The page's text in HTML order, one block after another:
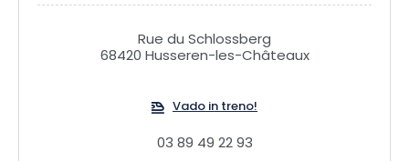
terrazza esposta a sud, di un centro benessere di 450 m2
con piscina sensoriale, trattamenti per il viso e per il corpo,
di una sala fitness high-tech, di tre sale per seminari dotate
Rue du Schlossberg
68420 Husseren-les-Châteaux
Vado in treno!
03 89 49 22 93